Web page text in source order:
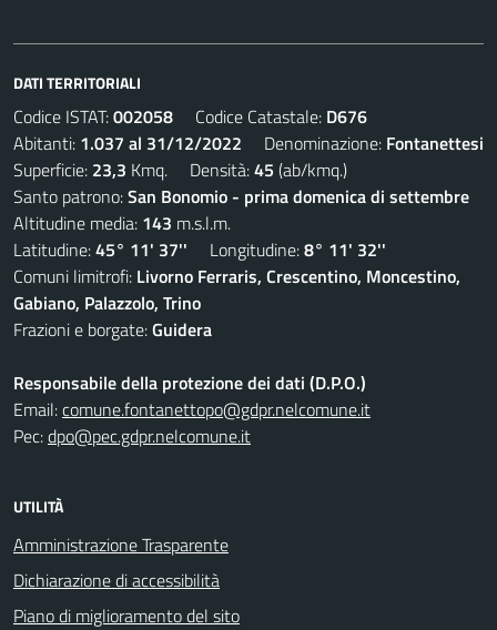
DATI TERRITORIALI
Codice ISTAT:002058 Codice Catastale: D676
Abitanti: 1.037 al 31/12/2022 Denominazione: Fontanettesi
Superficie: 23,3 Kmq. Densità:45 (ab/kmq.)
Santo patrono:San Bonomio - prima domenica di settembre
Altitudine media: 143 m.s.l.m.
Latitudine:45° 11' 37'' Longitudine:8° 11' 32''
Comuni limitrofi: Livorno Ferraris, Crescentino, Moncestino,
Gabiano, Palazzolo, Trino
Frazioni e borgate:Guidera
Responsabile della protezione dei dati (D.P.O.)
Email:comune.fontanettopo@gdpr.nelcomune.it
Pec:dpo@pec.gdpr.nelcomune.it
UTILITÀ
Amministrazione Trasparente
Dichiarazione di accessibilità
Piano di miglioramento del sito